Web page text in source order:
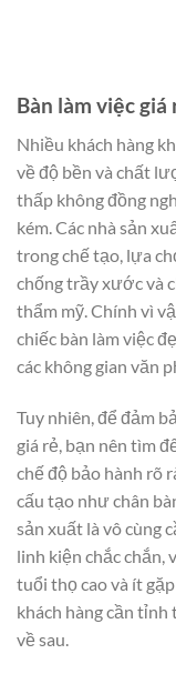
Bàn làm việc
Nhiều khách hàng
về độ bền và chất
thấp không đồng
kém. Các nhà sản
trong chế tạo, lựa
chống trầy xước và
thẩm mỹ. Chính vì
chiếc bàn làm việc
các không gian văn
Tuy nhiên, để đảm
giá rẻ, bạn nên tìm
chế độ bảo hành rõ
cấu tạo như chân
sản xuất là vô cùng
linh kiện chắc chắn,
tuổi thọ cao và ít
khách hàng cần
về sau.